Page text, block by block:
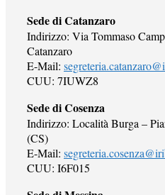
Sede di Catanzaro
Indirizzo: Via Tommaso
Catanzaro
E-Mail:
CUU: 7IUWZ8
Sede di Cosenza
Indirizzo: Località Burga –
(CS)
E-Mail:
CUU: I6F015